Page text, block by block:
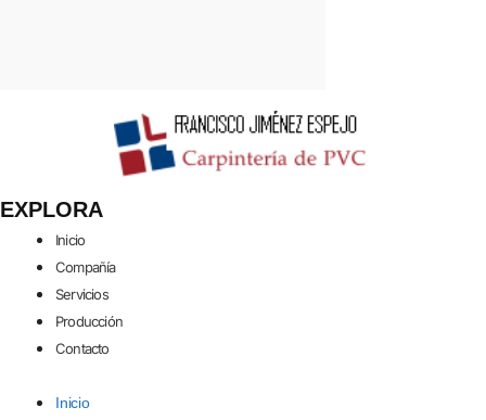
EXPLORA
Inicio
Compañía
Servicios
Producción
Contacto
Inicio